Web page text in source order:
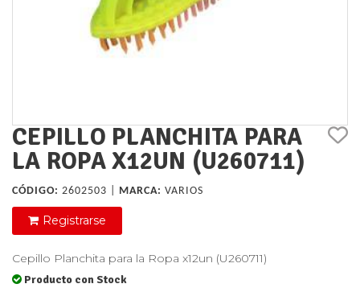
CEPILLO PLANCHITA PARA
LA ROPA X12UN (U260711)
CÓDIGO: 2602503 | MARCA: VARIOS
Registrarse
Cepillo Planchita para la Ropa x12un (U260711)
Producto con Stock